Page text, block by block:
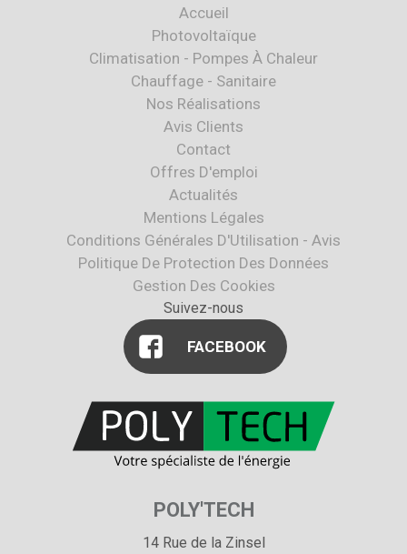
Accueil
Photovoltaïque
Climatisation - Pompes À Chaleur
Chauffage - Sanitaire
Nos Réalisations
Avis Clients
Contact
Offres D'emploi
Actualités
Mentions Légales
Conditions Générales D'Utilisation - Avis
Politique De Protection Des Données
Gestion Des Cookies
Suivez-nous
FACEBOOK
POLY'TECH
14 Rue de la Zinsel